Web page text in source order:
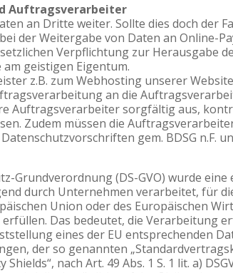
Auftragsverarbeiter
an Dritte weiter. Sollte dies doch der
der Weitergabe von Daten an Online-
Verpflichtung zur Herausgabe
geistigen Eigentum.
z.B. zum Webhosting unserer
an die
Auftragsverarbeiter sorgfältig aus,
Zudem müssen die
gem. BDSG n.F.
Grundverordnung (DS-GVO) wurde
durch Unternehmen verarbeitet, für
Union oder des Europäischen
Das bedeutet, die Verarbeitung
eines der EU entsprechenden
der so genannten
nach Art. 49 Abs. 1 S. 1 lit. a)